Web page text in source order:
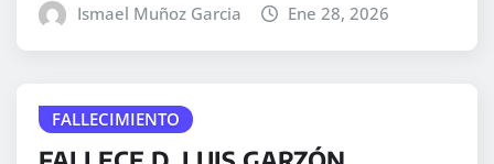
Ismael Muñoz Garcia Ene 28, 2026
FALLECIMIENTO